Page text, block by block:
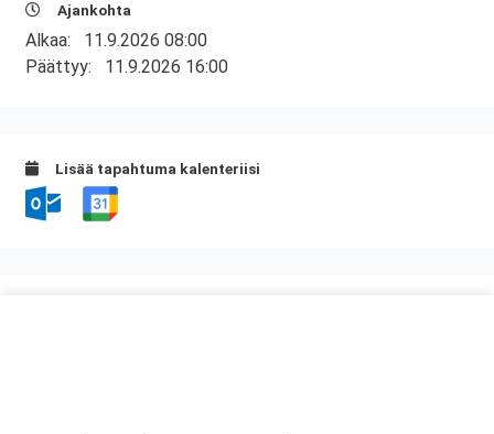
Ajankohta
Alkaa: 11.9.2026 08:00
Päättyy: 11.9.2026 16:00
Lisää tapahtuma kalenteriisi